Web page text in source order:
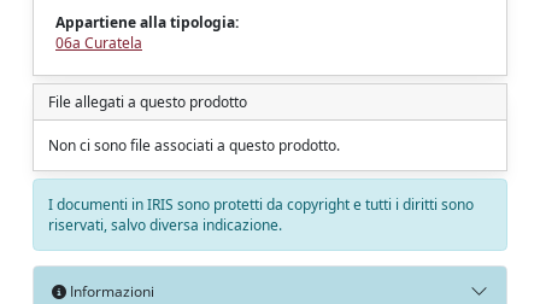
Appartiene alla tipologia:
06a Curatela
File allegati a questo prodotto
Non ci sono file associati a questo prodotto.
I documenti in IRIS sono protetti da copyright e tutti i diritti sono
riservati, salvo diversa indicazione.
Informazioni